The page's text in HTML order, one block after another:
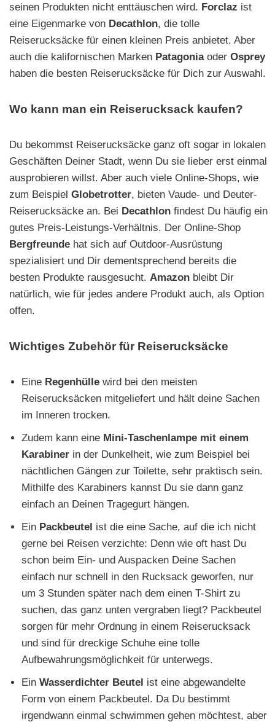
seinen Produkten nicht enttäuschen wird. Forclaz ist
eine Eigenmarke von Decathlon, die tolle
Reiserucksäcke für einen kleinen Preis anbietet. Aber
auch die kalifornischen Marken Patagoniaoder Osprey
haben die besten Reiserucksäcke für Dich zur Auswahl.
Wo kann man ein Reiserucksack kaufen?
Du bekommst Reiserucksäcke ganz oft sogar in lokalen
Geschäften Deiner Stadt, wenn Du sie lieber erst einmal
ausprobieren willst. Aber auch viele Online-Shops, wie
zum Beispiel Globetrotter, bieten Vaude- und Deuter-
Reiserucksäcke an. Bei Decathlon findest Du häufig ein
gutes Preis-Leistungs-Verhältnis. Der Online-Shop
Bergfreunde hat sich auf Outdoor-Ausrüstung
spezialisiert und Dir dementsprechend bereits die
besten Produkte rausgesucht. Amazon bleibt Dir
natürlich, wie für jedes andere Produkt auch, als Option
offen.
Wichtiges Zubehör für Reiserucksäcke
Eine Regenhülle wird bei den meisten
Reiserucksäcken mitgeliefert und hält deine Sachen
im Inneren trocken.
Zudem kann eine Mini-Taschenlampe mit einem
Karabiner in der Dunkelheit, wie zum Beispiel bei
nächtlichen Gängen zur Toilette, sehr praktisch sein.
Mithilfe des Karabiners kannst Du sie dann ganz
einfach an Deinen Tragegurt hängen.
Ein Packbeutel ist die eine Sache, auf die ich nicht
gerne bei Reisen verzichte: Denn wie oft hast Du
schon beim Ein- und Auspacken Deine Sachen
einfach nur schnell in den Rucksack geworfen, nur
um 3 Stunden später nach dem einen T-Shirt zu
suchen, das ganz unten vergraben liegt? Packbeutel
sorgen für mehr Ordnung in einem Reiserucksack
und sind für dreckige Schuhe eine tolle
Aufbewahrungsmöglichkeit für unterwegs.
Ein Wasserdichter Beutel ist eine abgewandelte
Form von einem Packbeutel. Da Du bestimmt
irgendwann einmal schwimmen gehen möchtest, aber